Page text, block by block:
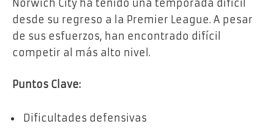
Norwich City ha tenido una temporada difícil
desde su regreso a la Premier League. A pesar
de sus esfuerzos, han encontrado difícil
competir al más alto nivel.
Puntos Clave:
Dificultades defensivas